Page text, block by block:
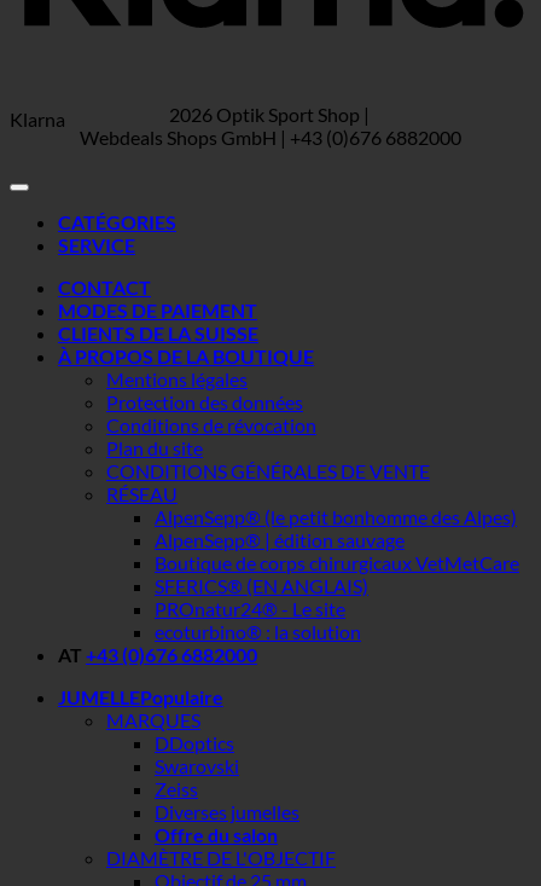
Klarna
2026 Optik Sport Shop |
Webdeals Shops GmbH | +43 (0)676 6882000
CATÉGORIES
SERVICE
CONTACT
MODES DE PAIEMENT
CLIENTS DE LA SUISSE
À PROPOS DE LA BOUTIQUE
Mentions légales
Protection des données
Conditions de révocation
Plan du site
CONDITIONS GÉNÉRALES DE VENTE
RÉSEAU
AlpenSepp® (le petit bonhomme des Alpes)
AlpenSepp® | édition sauvage
Boutique de corps chirurgicaux VetMetCare
SFERICS® (EN ANGLAIS)
PROnatur24® - Le site
ecoturbino® : la solution
AT +43 (0)676 6882000
JUMELLE
MARQUES
DDoptics
Swarovski
Zeiss
Diverses jumelles
Offre du salon
DIAMÈTRE DE L'OBJECTIF
Objectif de 25 mm